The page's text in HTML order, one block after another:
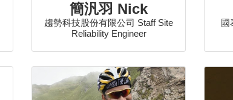
簡汎羽 Nick
趨勢科技股份有限公司 Staff Site
Reliability Engineer
國